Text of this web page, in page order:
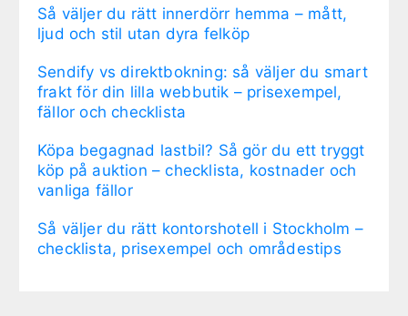
Så väljer du rätt innerdörr hemma – mått,
ljud och stil utan dyra felköp
Sendify vs direktbokning: så väljer du smart
frakt för din lilla webbutik – prisexempel,
fällor och checklista
Köpa begagnad lastbil? Så gör du ett tryggt
köp på auktion – checklista, kostnader och
vanliga fällor
Så väljer du rätt kontorshotell i Stockholm –
checklista, prisexempel och områdestips